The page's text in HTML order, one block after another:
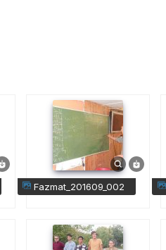
fazmat_201609_002